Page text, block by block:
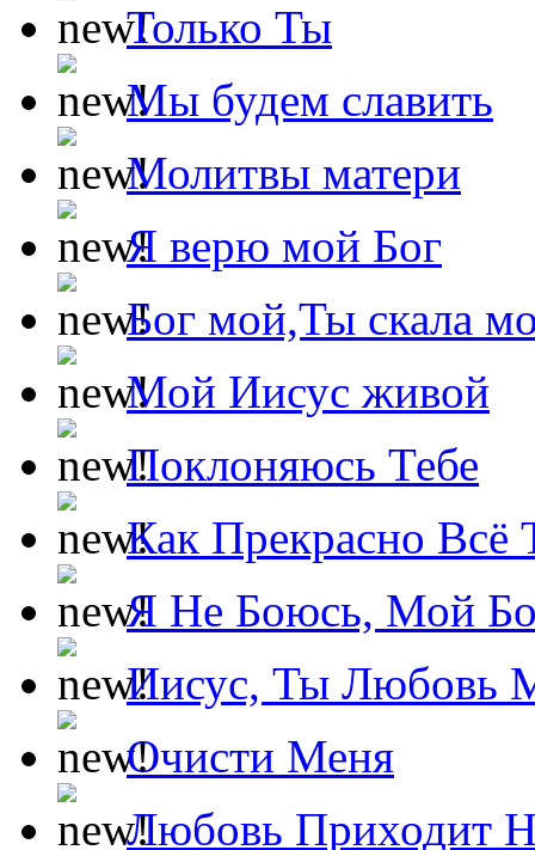
Только Ты
Мы будем славить
Молитвы матери
Я верю мой Бог
Бог мой,Ты скала
Мой Иисус живой
Поклоняюсь Тебе
Как Прекрасно Всё
Я Не Боюсь, Мой
Иисус, Ты Любовь
Очисти Меня
Любовь Приходит